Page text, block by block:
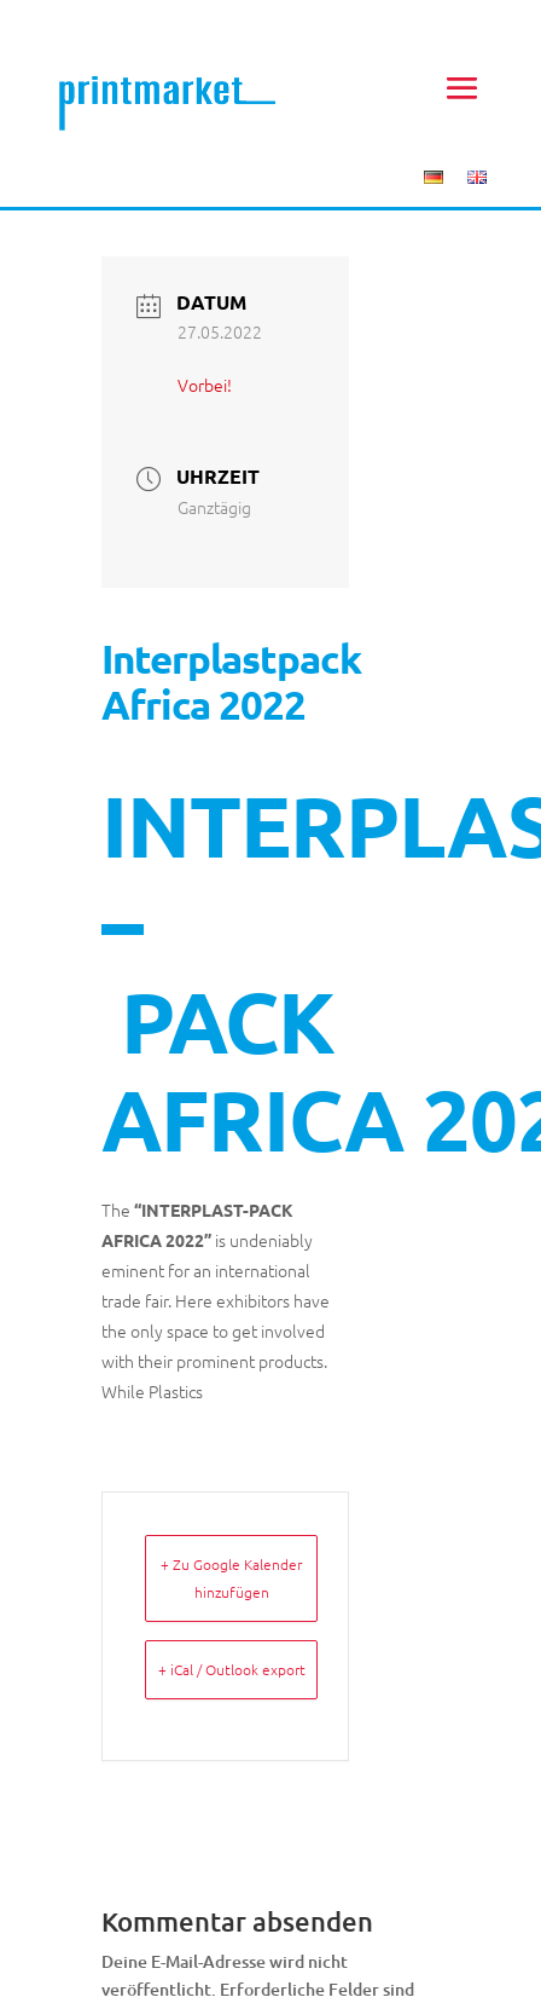
DATUM
27.05.2022
Vorbei!
UHRZEIT
Ganztägig
Interplastpack
Africa 2022
–
PACK
AFRICA
The “INTERPLAST-PACK
AFRICA 2022” is undeniably
eminent for an international
trade fair. Here exhibitors have
the only space to get involved
with their prominent products.
While Plastics
+ Zu Google Kalender
hinzufügen
+ iCal / Outlook export
Kommentar absenden
Deine E-Mail-Adresse wird nicht
veröffentlicht. Erforderliche Felder sind